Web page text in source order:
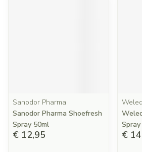
Sanodor Pharma
Sanodor Pharma Shoefresh
Spray 50ml
€ 12,95 €